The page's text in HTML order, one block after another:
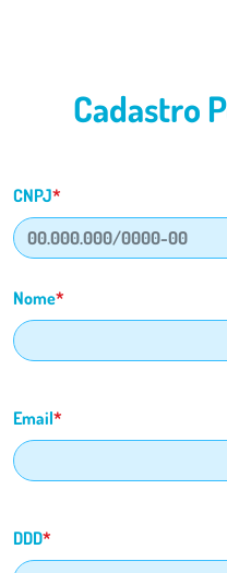
Cadastro
CNPJ*
Nome*
Email*
DDD*